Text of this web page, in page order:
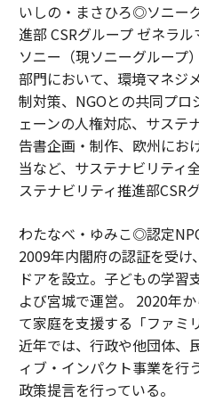
いしの・まさひろ◎ソニー
進部 CSRグループ ゼネラル
ソニー（現ソニーグループ
部門において、環境マネジ
制対策、NGOとの共同プ
ェーンの人権対応、サステ
告書企画・制作、欧州にお
当など、サステナビリティ
ステナビリティ推進部CSR
わたなべ・ゆみこ◎認定
2009年内閣府の認証を受
ドアを設立。子どもの学習
よび宮城で運営。 2020年
て家庭を支援する「ファミ
近年では、行政や他団体、
ィブ・インパクト事業を行
政策提言を行っている。